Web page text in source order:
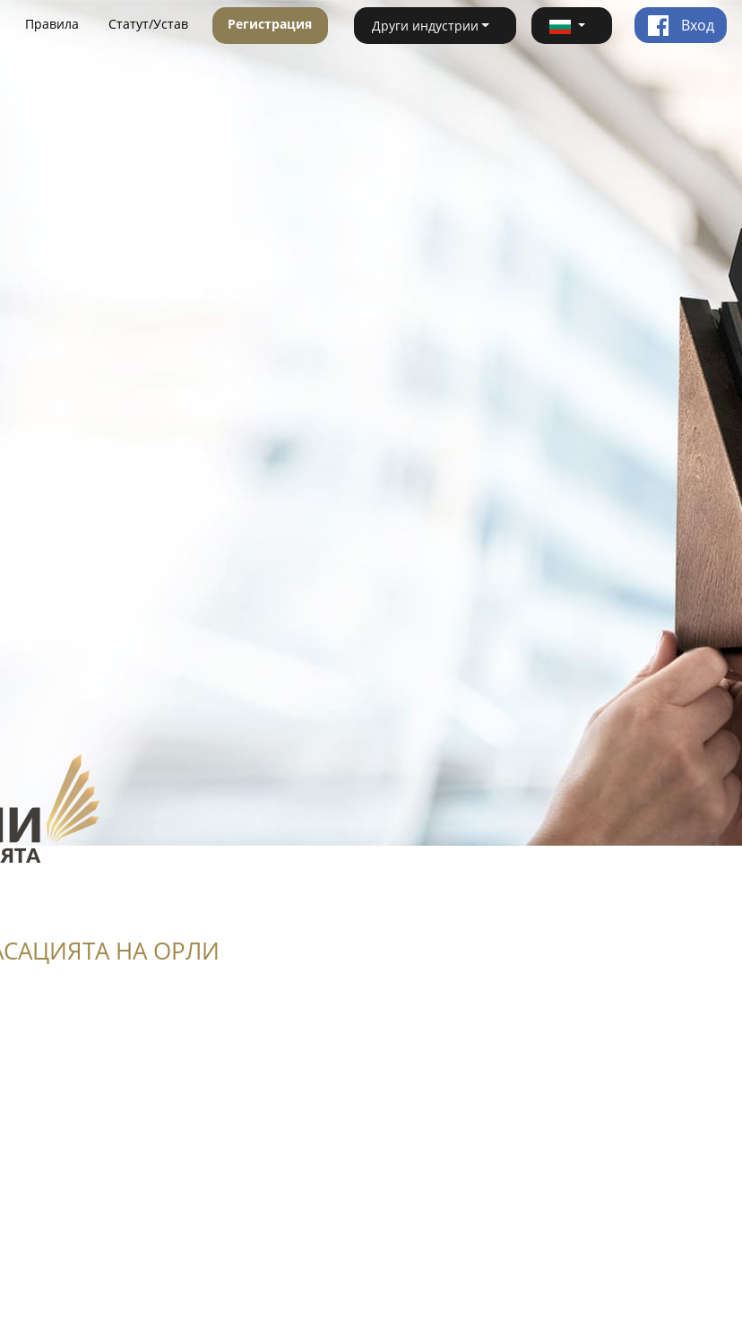
Правила Статут/Устав Регистрация Други индустрии Вход
НА ОРЛИ